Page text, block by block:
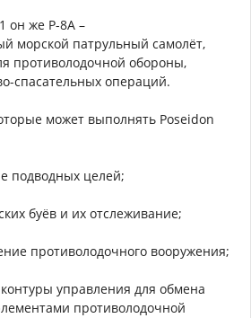
он же P-8A –
морской патрульный самолёт,
противолодочной обороны,
спасательных операций.
может выполнять Poseidon
подводных целей;
буёв и их отслеживание;
противолодочного вооружения;
управления для обмена
противолодочной